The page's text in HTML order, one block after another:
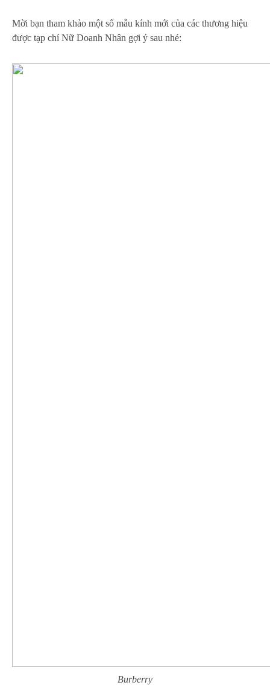
Mời bạn tham khảo một số mẫu kính mới của các thương hiệu
được tạp chí Nữ Doanh Nhân gợi ý sau nhé:
Burberry